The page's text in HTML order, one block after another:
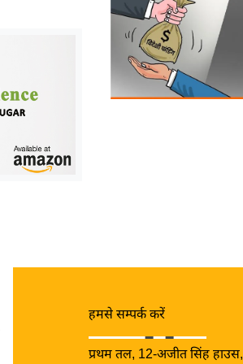
हमसे सम्पर्क करें
प्रथम तल, 12-अजीत सिंह हाउस,